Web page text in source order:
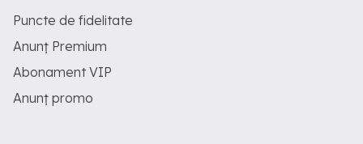
Puncte de fidelitate
Anunț Premium
Abonament VIP
Anunț promo